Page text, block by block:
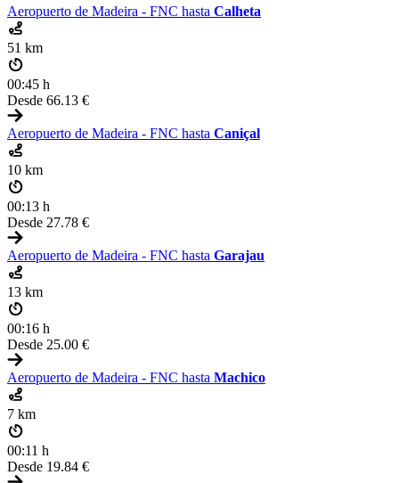
Aeropuerto de Madeira - FNC hasta Calheta
51 km
00:45 h
Desde 66.13 €
Aeropuerto de Madeira - FNC hasta Caniçal
10 km
00:13 h
Desde 27.78 €
Aeropuerto de Madeira - FNC hasta Garajau
13 km
00:16 h
Desde 25.00 €
Aeropuerto de Madeira - FNC hasta Machico
7 km
00:11 h
Desde 19.84 €